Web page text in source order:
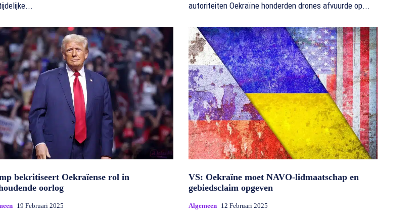
autoriteiten Oekraïne honderden drones afvuurde op...
bekritiseert Oekraïense rol in
oorlog
19 Februari 2025
VS: Oekraïne moet NAVO-lidmaatschap en
gebiedsclaim opgeven
Algemeen 12 Februari 2025